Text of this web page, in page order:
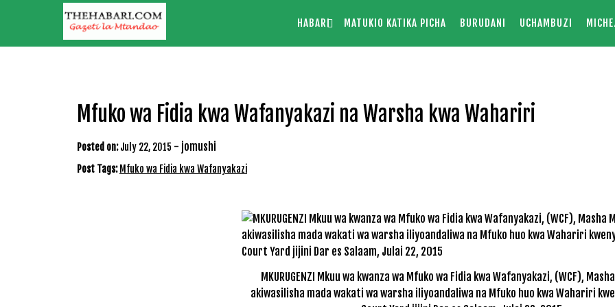
HABARI MATUKIO KATIKA PICHA BURUDANI UCHAMBUZI
Mfuko wa Fidia kwa Wafanyakazi na Warsha kwa Wahariri
Posted on: July 22, 2015 - jomushi
Post Tags: Mfuko wa Fidia kwa Wafanyakazi
MKURUGENZI Mkuu wa kwanza wa Mfuko wa Fidia kwa Wafanyakazi, (WCF),
akiwasilisha mada wakati wa warsha iliyoandaliwa na Mfuko huo kwa Wahariri